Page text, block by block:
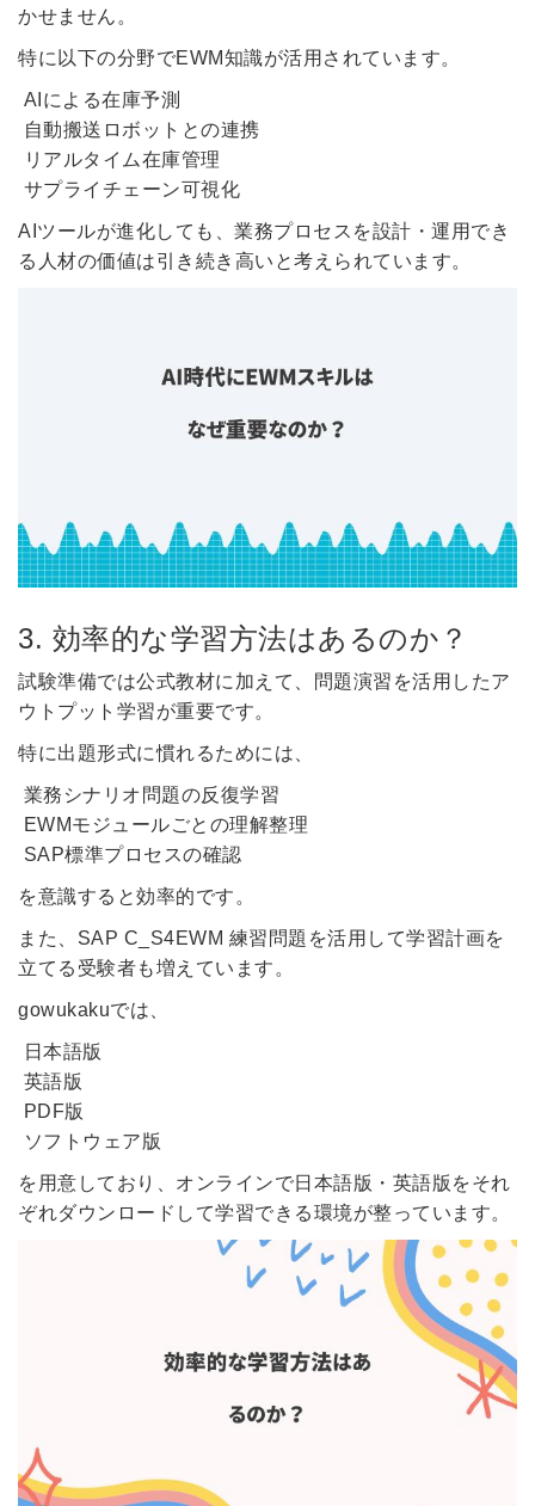
かせません。
特に以下の分野でEWM知識が活用されています。
AIによる在庫予測
自動搬送ロボットとの連携
リアルタイム在庫管理
サプライチェーン可視化
AIツールが進化しても、業務プロセスを設計・運用でき
る人材の価値は引き続き高いと考えられています。
3. 効率的な学習方法はあるのか？
試験準備では公式教材に加えて、問題演習を活用したア
ウトプット学習が重要です。
特に出題形式に慣れるためには、
業務シナリオ問題の反復学習
EWMモジュールごとの理解整理
SAP標準プロセスの確認
を意識すると効率的です。
また、SAP C_S4EWM 練習問題を活用して学習計画を
立てる受験者も増えています。
gowukakuでは、
日本語版
英語版
PDF版
ソフトウェア版
を用意しており、オンラインで日本語版・英語版をそれ
ぞれダウンロードして学習できる環境が整っています。